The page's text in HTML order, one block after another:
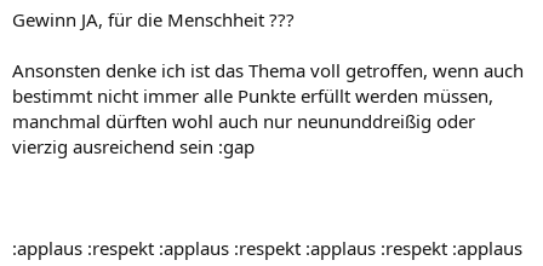
Gewinn JA, für die Menschheit ???
Ansonsten denke ich ist das Thema voll getroffen, wenn auch
bestimmt nicht immer alle Punkte erfüllt werden müssen,
manchmal dürften wohl auch nur neununddreißig oder
vierzig ausreichend sein :gap
:applaus :respekt :applaus :respekt :applaus :respekt :applaus